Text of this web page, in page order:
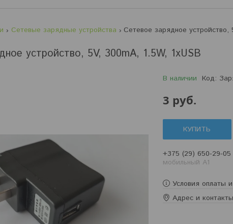
Сетевые зарядные устройства Сетевое зарядное устройство,
устройство, 5V, 300mA, 1.5W, 1xUSB
В наличии Код:
3 руб.
КУПИТЬ
+375 (29) 650-29-05
мобильный A1
Условия оплаты
Адрес и контакты